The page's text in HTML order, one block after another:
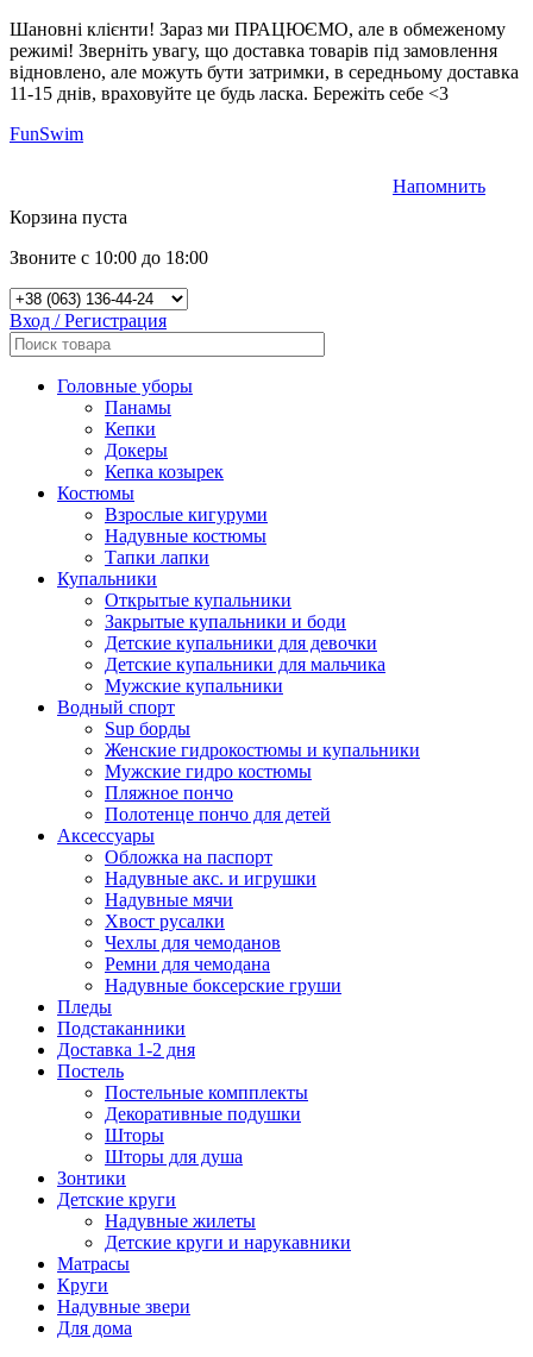
Шановні клієнти! Зараз ми ПРАЦЮЄМО, але в обмеженому
режимі! Зверніть увагу, що доставка товарів під замовлення
відновлено, але можуть бути затримки, в середньому доставка
11-15 днів, враховуйте це будь ласка. Бережіть себе <3
FunSwim
Корзина пуста
Звоните с 10:00 до 18:00
Вход / Регистрация
Головные уборы
Панамы
Кепки
Докеры
Кепка козырек
Костюмы
Взрослые кигуруми
Надувные костюмы
Тапки лапки
Купальники
Открытые купальники
Закрытые купальники и боди
Детские купальники для девочки
Детские купальники для мальчика
Мужские купальники
Водный спорт
Sup борды
Женские гидрокостюмы и купальники
Мужские гидро костюмы
Пляжное пончо
Полотенце пончо для детей
Аксессуары
Обложка на паспорт
Надувные акс. и игрушки
Надувные мячи
Хвост русалки
Чехлы для чемоданов
Ремни для чемодана
Надувные боксерские груши
Пледы
Подстаканники
Доставка 1-2 дня
Постель
Постельные компплекты
Декоративные подушки
Шторы
Шторы для душа
Зонтики
Детские круги
Надувные жилеты
Детские круги и нарукавники
Матрасы
Круги
Надувные звери
Для дома
Напомнить